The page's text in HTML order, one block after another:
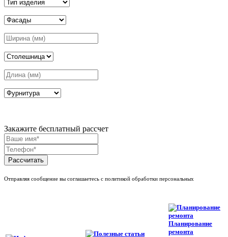
Закажите бесплатный рассчет
Рассчитать
Отправляя сообщение вы соглашаетесь с политикой обработки персональных
Планирование
ремонта